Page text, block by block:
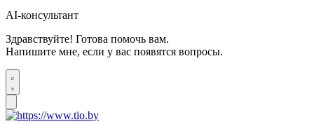
AI-консультант
Здравствуйте! Готова помочь вам.
Напишите мне, если у вас появятся вопросы.